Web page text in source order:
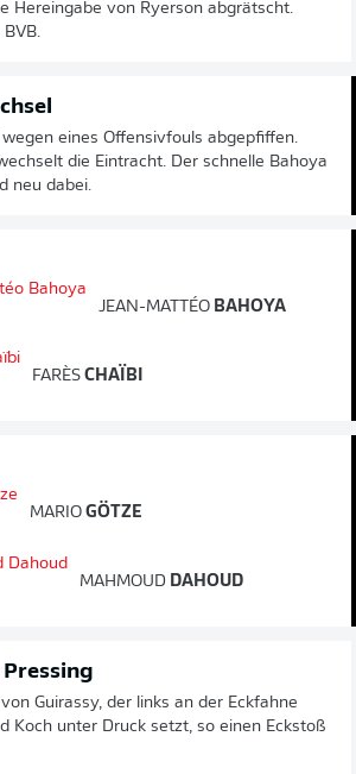
Hereingabe von Ryerson abgrätscht.
wegen eines Offensivfouls abgepfiffen.
die Eintracht. Der schnelle Bahoya
neu dabei.
JEAN-MATTÉO BAHOYA
FARÈS CHAÏBI
MARIO GÖTZE
MAHMOUD DAHOUD
Guirassy, der links an der Eckfahne
Koch unter Druck setzt, so einen Eckstoß